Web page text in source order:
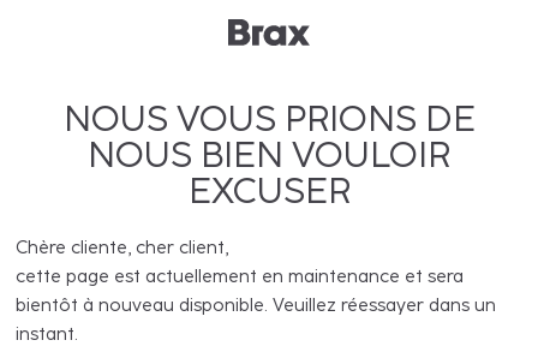
NOUS VOUS PRIONS DE
NOUS BIEN VOULOIR
EXCUSER
Chère cliente, cher client,
cette page est actuellement en maintenance et sera
bientôt à nouveau disponible. Veuillez réessayer dans un
instant.